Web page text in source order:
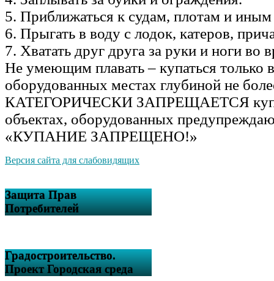
5. Приближаться к судам, плотам и иным
6. Прыгать в воду с лодок, катеров,
7. Хватать друг друга за руки и ноги во
Не умеющим плавать – купаться только
оборудованных местах глубиной не
КАТЕГОРИЧЕСКИ ЗАПРЕЩАЕТСЯ
объектах, оборудованных
«КУПАНИЕ ЗАПРЕЩЕНО!»
Версия сайта для слабовидящих
Защита Прав
Потребителей
Градостроительство.
Проект Городская среда